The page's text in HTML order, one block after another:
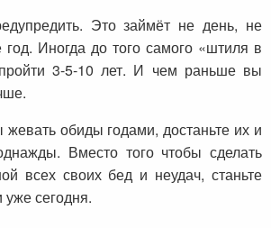
Это займёт не день, не
Иногда до того самого «штиля в
3-5-10 лет. И чем раньше вы
жевать обиды годами, достаньте их и
Вместо того чтобы сделать
всех своих бед и неудач, станьте
сегодня.